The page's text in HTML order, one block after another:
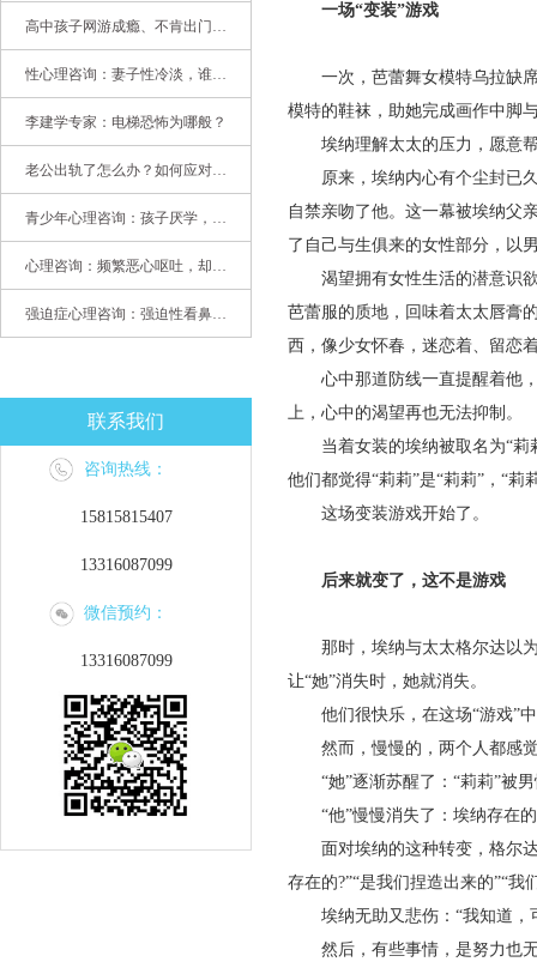
高中孩子网游成瘾、不肯出门，家长该怎么办？
性心理咨询：妻子性冷淡，谁之过
李建学专家：电梯恐怖为哪般？
老公出轨了怎么办？如何应对老公出轨？——婚姻心理专家为您支招
青少年心理咨询：孩子厌学，整天沉迷手机，网络成瘾，怎么办?
心理咨询：频繁恶心呕吐，却无身体异常
强迫症心理咨询：强迫性看鼻尖，害我无法学习
联系我们
咨询热线：
15815815407
13316087099
微信预约：
13316087099
一场“变装”游戏
一次，芭蕾舞女模特乌拉缺席
模特的鞋袜，助她完成画作中脚
埃纳理解太太的压力，愿意帮
原来，埃纳内心有个尘封已久
自禁亲吻了他。这一幕被埃纳父
了自己与生俱来的女性部分，以
渴望拥有女性生活的潜意识欲
芭蕾服的质地，回味着太太唇膏
西，像少女怀春，迷恋着、留恋
心中那道防线一直提醒着他，
上，心中的渴望再也无法抑制。
当着女装的埃纳被取名为“莉
他们都觉得“莉莉”是“莉莉”，“莉
这场变装游戏开始了。
后来就变了，这不是游戏
那时，埃纳与太太格尔达以为
让“她”消失时，她就消失。
他们很快乐，在这场“游戏”中
然而，慢慢的，两个人都感觉
“她”逐渐苏醒了：“莉莉”被男
“他”慢慢消失了：埃纳存在的
面对埃纳的这种转变，格尔达
存在的?”“是我们捏造出来的”“我
埃纳无助又悲伤：“我知道，
然后，有些事情，是努力也